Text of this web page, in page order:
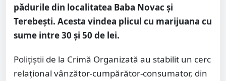
pădurile din localitatea Baba Novac și
Terebești. Acesta vindea plicul cu marijuana cu
sume intre 30 și 50 de lei.
Polițiștii de la Crimă Organizată au stabilit un cerc
relaţional vânzător-cumpărător-consumator, din